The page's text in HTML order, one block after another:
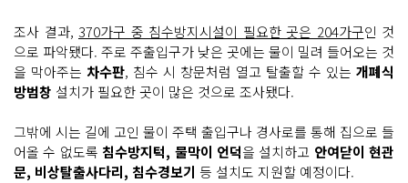
조사 결과, 370가구 중 침수방지시설이 필요한 곳은 204가구인 것
으로 파악됐다. 주로 주출입구가 낮은 곳에는 물이 밀려 들어오는 것
을 막아주는 차수판, 침수 시 창문처럼 열고 탈출할 수 있는 개폐식
방범창 설치가 필요한 곳이 많은 것으로 조사됐다.
그밖에 시는 길에 고인 물이 주택 출입구나 경사로를 통해 집으로 들
어올 수 없도록 침수방지턱, 물막이 언덕을 설치하고 안여닫이 현관
문, 비상탈출사다리, 침수경보기 등 설치도 지원할 예정이다.